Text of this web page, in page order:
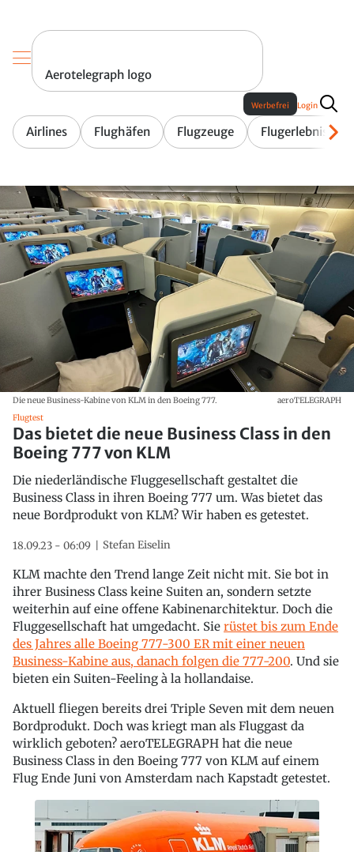
Aerotelegraph logo
Airlines Flughäfen Flugzeuge Flugerlebnis
Werbefrei Login
Die neue Business-Kabine von KLM in den Boeing 777.
aeroTELEGRAPH
Flugtest
Das bietet die neue Business Class in den
Boeing 777 von KLM
Die niederländische Fluggesellschaft gestaltet die
Business Class in ihren Boeing 777 um. Was bietet das
neue Bordprodukt von KLM? Wir haben es getestet.
18.09.23 - 06:09 Stefan Eiselin
KLM machte den Trend lange Zeit nicht mit. Sie bot in
ihrer Business Class keine Suiten an, sondern setzte
weiterhin auf eine offene Kabinenarchitektur. Doch die
Fluggesellschaft hat umgedacht. Sie rüstet bis zum Ende
des Jahres alle Boeing 777-300 ER mit einer neuen
Business-Kabine aus, danach folgen die 777-200. Und sie
bieten ein Suiten-Feeling à la hollandaise.
Aktuell fliegen bereits drei Triple Seven mit dem neuen
Bordprodukt. Doch was kriegt man als Fluggast da
wirklich geboten? aeroTELEGRAPH hat die neue
Business Class in den Boeing 777 von KLM auf einem
Flug Ende Juni von Amsterdam nach Kapstadt getestet.